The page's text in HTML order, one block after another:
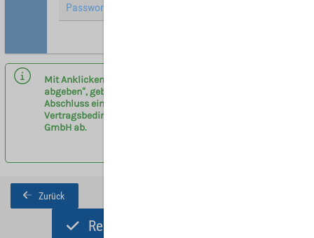
Mit Anklicken des Buttons „Registrieren und Angebot
abgeben“, geben sie eine verbindliche Anfrage zum
Abschluss eines Vermittlervertrages entsprechend der
Vertragsbedingungen am Flughafen Leipzig/Halle
GmbH ab.
Zurück
Registrieren und Angebot abgeben